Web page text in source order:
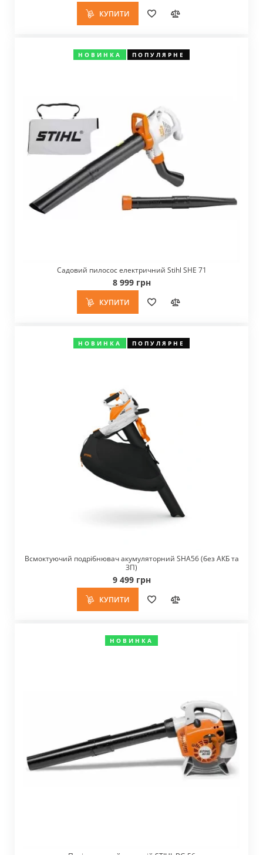
КУПИТИ
НОВИНКА ПОПУЛЯРНЕ
Садовий пилосос електричний Stihl SHE 71
8 999 грн
КУПИТИ
НОВИНКА ПОПУЛЯРНЕ
Всмоктуючий подрібнювач акумуляторний SHA56 (без АКБ та
ЗП)
9 499 грн
КУПИТИ
НОВИНКА